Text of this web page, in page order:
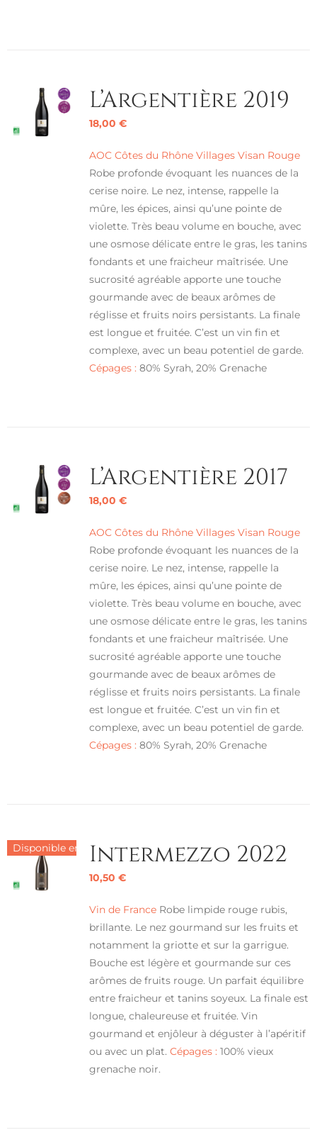
L’Argentière 2019
18,00 €
AOC Côtes du Rhône Villages Visan Rouge
Robe profonde évoquant les nuances de la
cerise noire. Le nez, intense, rappelle la
mûre, les épices, ainsi qu’une pointe de
violette. Très beau volume en bouche, avec
une osmose délicate entre le gras, les tanins
fondants et une fraicheur maîtrisée. Une
sucrosité agréable apporte une touche
gourmande avec de beaux arômes de
réglisse et fruits noirs persistants. La finale
est longue et fruitée. C’est un vin fin et
complexe, avec un beau potentiel de garde.
Cépages : 80% Syrah, 20% Grenache
L’Argentière 2017
18,00 €
AOC Côtes du Rhône Villages Visan Rouge
Robe profonde évoquant les nuances de la
cerise noire. Le nez, intense, rappelle la
mûre, les épices, ainsi qu’une pointe de
violette. Très beau volume en bouche, avec
une osmose délicate entre le gras, les tanins
fondants et une fraicheur maîtrisée. Une
sucrosité agréable apporte une touche
gourmande avec de beaux arômes de
réglisse et fruits noirs persistants. La finale
est longue et fruitée. C’est un vin fin et
complexe, avec un beau potentiel de garde.
Cépages : 80% Syrah, 20% Grenache
Disponible en MagnumIntermezzo 2022
10,50 €
Vin de FranceRobe limpide rouge rubis,
brillante. Le nez gourmand sur les fruits et
notamment la griotte et sur la garrigue.
Bouche est légère et gourmande sur ces
arômes de fruits rouge. Un parfait équilibre
entre fraicheur et tanins soyeux. La finale est
longue, chaleureuse et fruitée. Vin
gourmand et enjôleur à déguster à l’apéritif
ou avec un plat. Cépages : 100% vieux
grenache noir.